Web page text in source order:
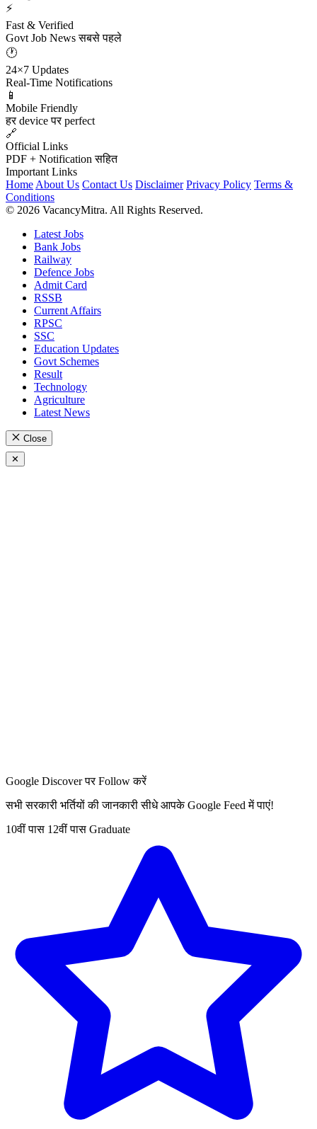
⚡
Fast & Verified
Govt Job News सबसे पहले
🕐
24×7 Updates
Real-Time Notifications
📱
Mobile Friendly
हर device पर perfect
🔗
Official Links
PDF + Notification सहित
Important Links
Home About Us Contact Us Disclaimer Privacy Policy Terms &
Conditions
© 2026 VacancyMitra. All Rights Reserved.
Latest Jobs
Bank Jobs
Railway
Defence Jobs
Admit Card
RSSB
Current Affairs
RPSC
SSC
Education Updates
Govt Schemes
Result
Technology
Agriculture
Latest News
Close
✕
Google Discover पर Follow करें
सभी सरकारी भर्तियों की जानकारी सीधे आपके Google Feed में पाएं!
10वीं पास 12वीं पास Graduate